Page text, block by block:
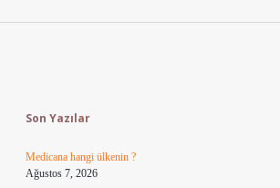
Son Yazılar
Medicana hangi ülkenin ?
Ağustos 7, 2026